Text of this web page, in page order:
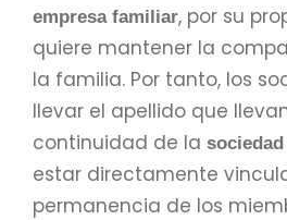
empresa familiar, por su
quiere mantener la
la familia. Por tanto, los
llevar el apellido que
continuidad de la
estar directamente
permanencia de los